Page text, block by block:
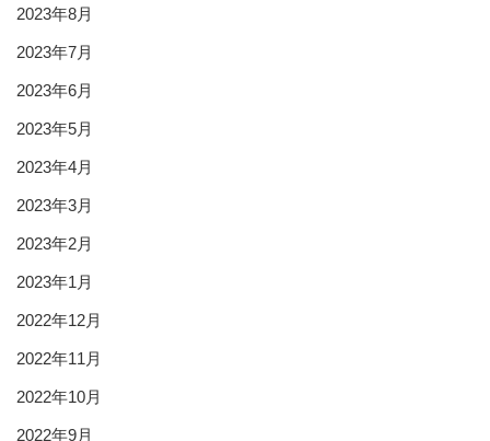
2023年8月
2023年7月
2023年6月
2023年5月
2023年4月
2023年3月
2023年2月
2023年1月
2022年12月
2022年11月
2022年10月
2022年9月